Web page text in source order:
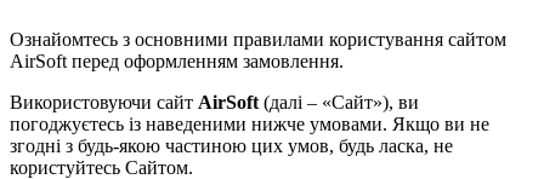
Ознайомтесь з основними правилами користування сайтом
AirSoft перед оформленням замовлення.
Використовуючи сайт AirSoft (далі – «Сайт»), ви
погоджуєтесь із наведеними нижче умовами. Якщо ви не
згодні з будь-якою частиною цих умов, будь ласка, не
користуйтесь Сайтом.